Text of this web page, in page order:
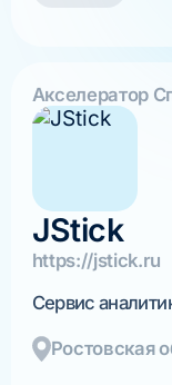
Акселератор
JStick
https://jstick.ru
Сервис
Ростовская